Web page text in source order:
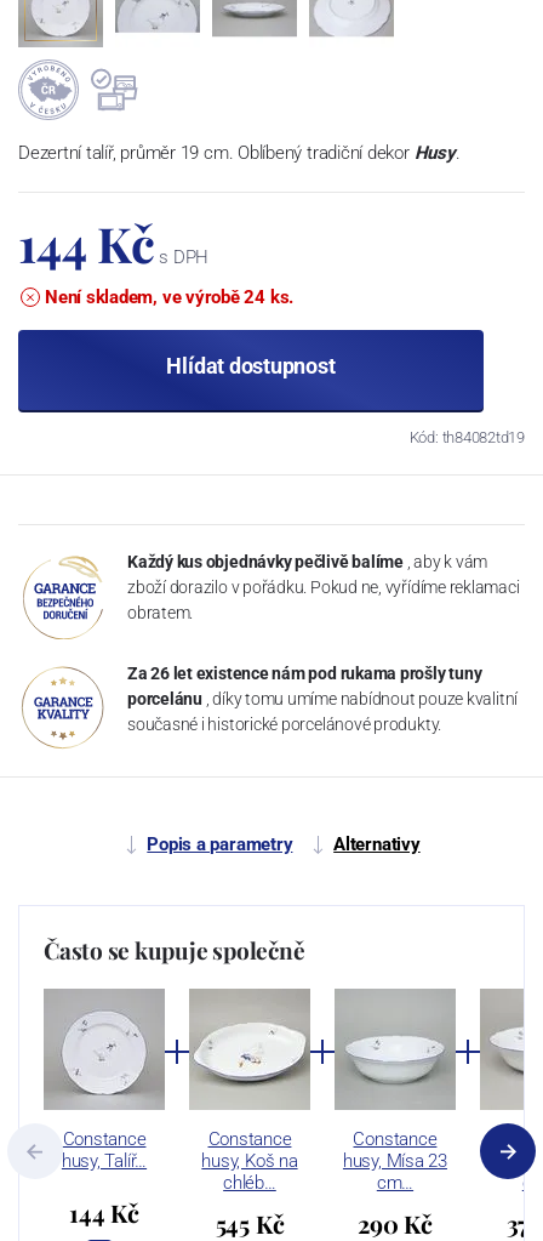
Dezertní talíř, průměr 19 cm. Oblíbený tradiční dekor Husy.
144 Kč s DPH
Není skladem, ve výrobě 24 ks.
Hlídat dostupnost
Kód: th84082td19
Každý kus objednávky pečlivě balíme , aby k vám
zboží dorazilo v pořádku. Pokud ne, vyřídíme reklamaci
obratem.
Za 26 let existence nám pod rukama prošly tuny
porcelánu , díky tomu umíme nabídnout pouze kvalitní
současné i historické porcelánové produkty.
Popis a parametry Alternativy
Často se kupuje společně
Constance
husy, Talíř…
144 Kč
Constance
husy, Koš na
chléb…
545 Kč
Constance
husy, Mísa 23
cm…
290 Kč
husy,